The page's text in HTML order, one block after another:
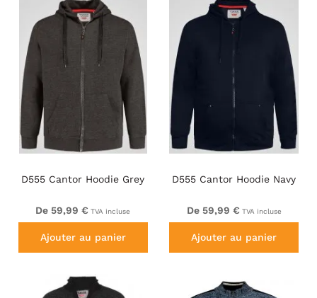
D555 Cantor Hoodie Grey
De 59,99 € TVA incluse
Ajouter au panier
D555 Cantor Hoodie Navy
De 59,99 € TVA incluse
Ajouter au panier